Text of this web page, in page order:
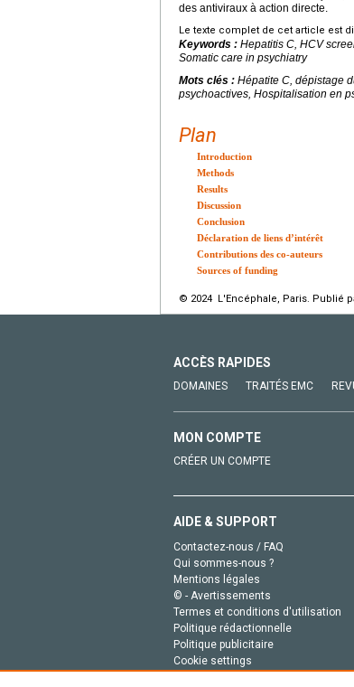
des antiviraux à action directe.
Le texte complet de cet article est
Keywords : Hepatitis C, HCV
Somatic care in psychiatry
Mots clés : Hépatite C, dépistage
psychoactives, Hospitalisation en
Plan
Introduction
Methods
Results
Discussion
Conclusion
Déclaration de liens d’intérêt
Contributions des co-auteurs
Sources of funding
© 2024 L'Encéphale, Paris. Publié
ACCÈS RAPIDES
DOMAINES TRAITÉS EMC
MON COMPTE
CRÉER UN COMPTE
AIDE & SUPPORT
Contactez-nous / FAQ
Qui sommes-nous ?
Mentions légales
© - Avertissements
Termes et conditions d'utilisation
Politique rédactionnelle
Politique publicitaire
Cookie settings